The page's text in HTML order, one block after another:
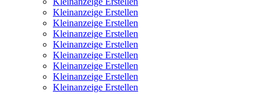
Kleinanzeige Erstellen
Kleinanzeige Erstellen
Kleinanzeige Erstellen
Kleinanzeige Erstellen
Kleinanzeige Erstellen
Kleinanzeige Erstellen
Kleinanzeige Erstellen
Kleinanzeige Erstellen